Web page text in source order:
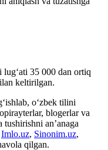
35 000 dan ortiq
keltirilgan.
o‘zbek tilini
blogerlar va
an’anaga
Imlo.uz, Sinonim.uz,
qilgan.